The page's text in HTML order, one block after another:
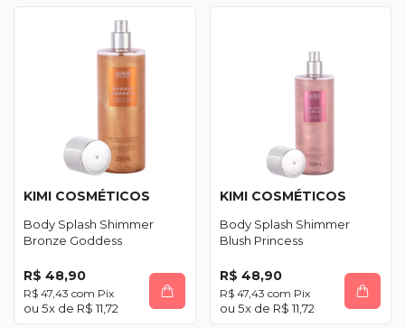
KIMI COSMÉTICOS
Body Splash Shimmer
Bronze Goddess
R$ 48,90
R$ 47,43 com Pix
5x de R$ 11,72
KIMI COSMÉTICOS
Body Splash Shimmer
Blush Princess
R$ 48,90
R$ 47,43 com Pix
5x de R$ 11,72